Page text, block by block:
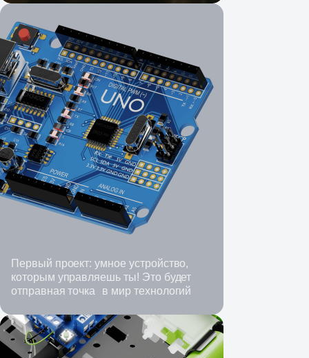
Первый проект: умное устройство,
которым управляешь ты! Это будет
отправная точка в мир технологий